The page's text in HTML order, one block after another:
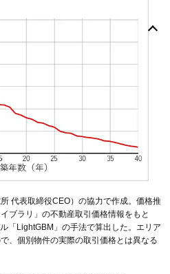
代表取締役CEO）の協力で作成。価格推
ブラリ 」の不動産取引価格情報をもと
「LightGBM」の手法で算出した。エリア
、個別物件の実際の取引価格とは異なる